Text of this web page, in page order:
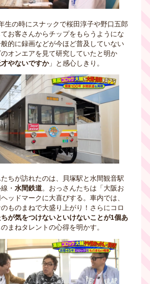
生の時にスナックで桜田淳子や野口五郎
お客さんからチップをもらうようにな
的に録画などが今ほど普及していない
オンエアを見て研究していたと明か
才やないですか」と感心しきり。
ちが訪れたのは、貝塚駅と水間観音駅
・ 水間鉄道。おっさんたちは「大阪お
ッドマークに大喜びする。車内では、
ものまねで大盛り上がり！さらにコロ
が気をつけないといけないことが1個あ
のまねタレントの心得を明かす。